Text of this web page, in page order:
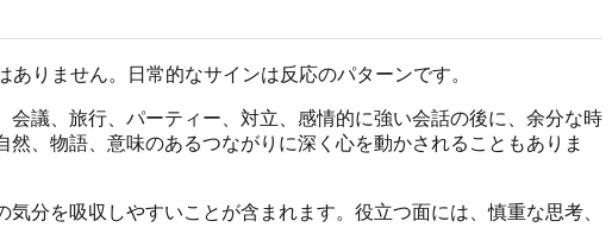
りません。日常的なサインは反応のパターンです。
議、旅行、パーティー、対立、感情的に強い会話の後に、余分な時
、物語、意味のあるつながりに深く心を動かされることもありま
分を吸収しやすいことが含まれます。役立つ面には、慎重な思考、